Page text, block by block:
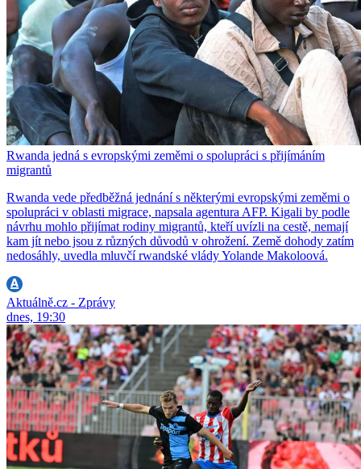
Rwanda jedná s evropskými zeměmi o spolupráci s přijímáním
migrantů
Rwanda vede předběžná jednání s některými evropskými zeměmi o
spolupráci v oblasti migrace, napsala agentura AFP. Kigali by podle
návrhu mohlo přijímat rodiny migrantů, kteří uvízli na cestě, nemají
kam jít nebo jsou z různých důvodů v ohrožení. Země dohody zatím
nedosáhly, uvedla mluvčí rwandské vlády Yolande Makoloová.
Aktuálně.cz - Zprávy
dnes, 19:30